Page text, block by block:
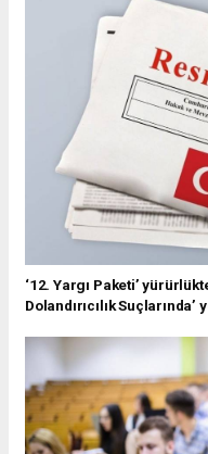
‘12. Yargı Paketi’
Dolandırıcılık Suçlarında’